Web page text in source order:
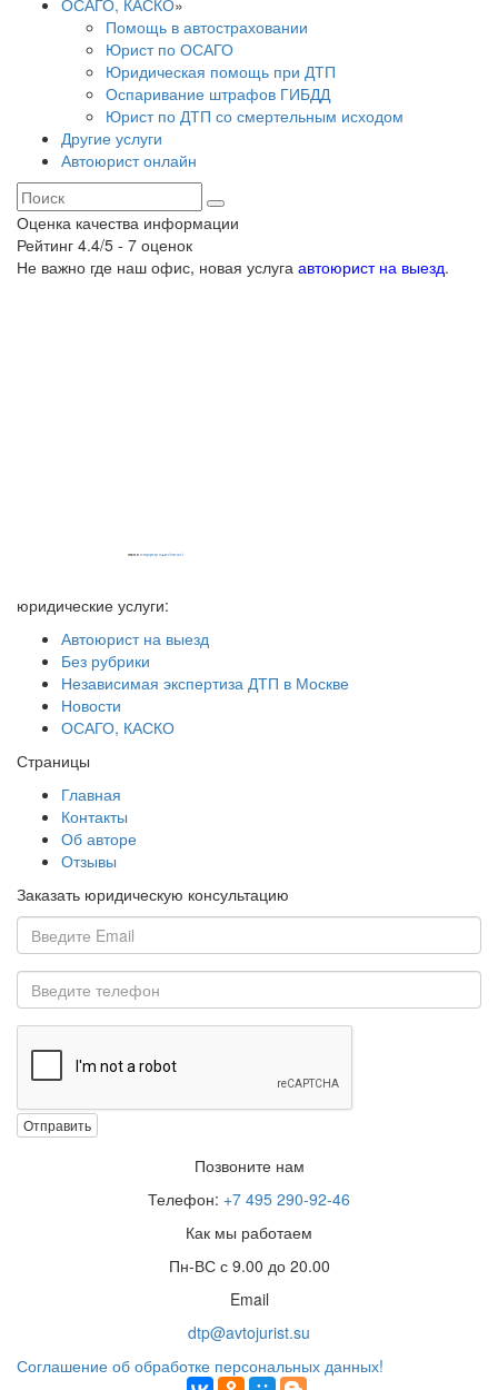
Помощь в автостраховании
Юрист по ОСАГО
Юридическая помощь при ДТП
Оспаривание штрафов ГИБДД
Юрист по ДТП со смертельным исходом
Другие услуги
Автоюрист онлайн
Оценка качества информации
Рейтинг 4.4/5 - 7 оценок
Не важно где наш офис, новая услуга автоюрист на выезд.
Powered by embedgooglemaps EN & iamsterdamcard.it
юридические услуги:
Автоюрист на выезд
Без рубрики
Независимая экспертиза ДТП в Москве
Новости
ОСАГО, КАСКО
Страницы
Главная
Контакты
Об авторе
Отзывы
Заказать юридическую консультацию
Отправить
Позвоните нам
Телефон: +7 495 290-92-46
Как мы работаем
Пн-ВС с 9.00 до 20.00
Email
dtp@avtojurist.su
Соглашение об обработке персональных данных!